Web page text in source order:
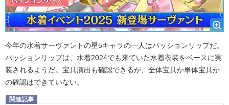
今年の水着サーヴァントの星5キャラの一人はパッションリップだ。
パッションリップは、水着2024でも来ていた水着衣装をベースに実
装されるようだ。宝具演出も確認できるが、全体宝具か単体宝具か
の確認はできていない。